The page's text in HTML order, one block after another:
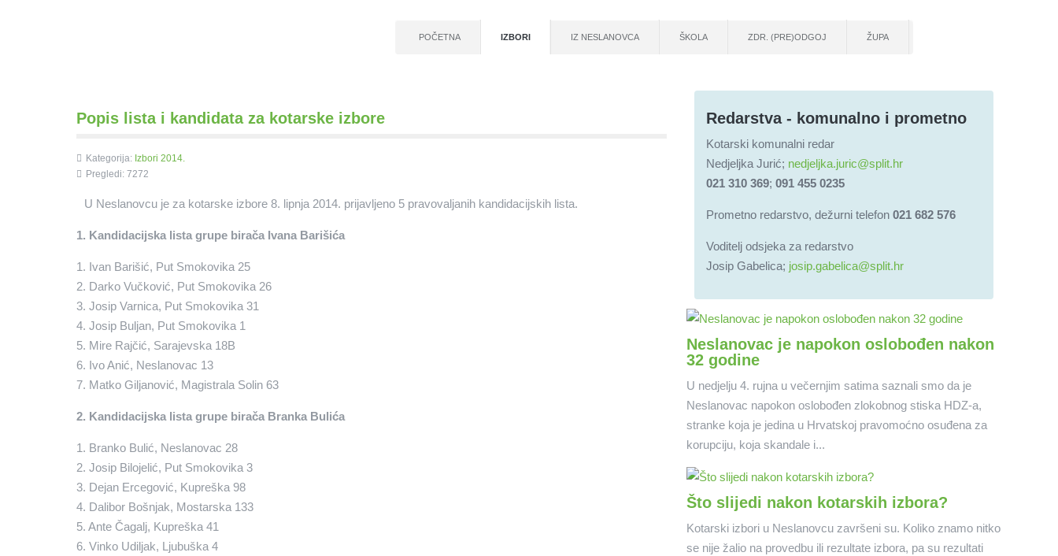
POČETNA IZBORI IZ NESLANOVCA ŠKOLA ZDR. (PRE)ODGOJ ŽUPA
Popis lista i kandidata za kotarske izbore
Kategorija: Izbori 2014.
Pregledi: 7272
U Neslanovcu je za kotarske izbore 8. lipnja 2014. prijavljeno 5 pravovaljanih kandidacijskih lista.
1. Kandidacijska lista grupe birača Ivana Barišića
1. Ivan Barišić, Put Smokovika 25
2. Darko Vučković, Put Smokovika 26
3. Josip Varnica, Put Smokovika 31
4. Josip Buljan, Put Smokovika 1
5. Mire Rajčić, Sarajevska 18B
6. Ivo Anić, Neslanovac 13
7. Matko Giljanović, Magistrala Solin 63
2. Kandidacijska lista grupe birača Branka Bulića
1. Branko Bulić, Neslanovac 28
2. Josip Bilojelić, Put Smokovika 3
3. Dejan Ercegović, Kupreška 98
4. Dalibor Bošnjak, Mostarska 133
5. Ante Čagalj, Kupreška 41
6. Vinko Udiljak, Ljubuška 4
Redarstva - komunalno i prometno
Kotarski komunalni redar
Nedjeljka Jurić; nedjeljka.juric@split.hr
021 310 369; 091 455 0235
Prometno redarstvo, dežurni telefon 021 682 576
Voditelj odsjeka za redarstvo
Josip Gabelica; josip.gabelica@split.hr
Neslanovac je napokon oslobođen nakon
32 godine
U nedjelju 4. rujna u večernjim satima saznali smo da je
Neslanovac napokon oslobođen zlokobnog stiska HDZ-a,
stranke koja je jedina u Hrvatskoj pravomoćno osuđena za
korupciju, koja skandale i...
Što slijedi nakon kotarskih izbora?
Kotarski izbori u Neslanovcu završeni su. Koliko znamo nitko
se nije žalio na provedbu ili rezultate izbora, pa su rezultati